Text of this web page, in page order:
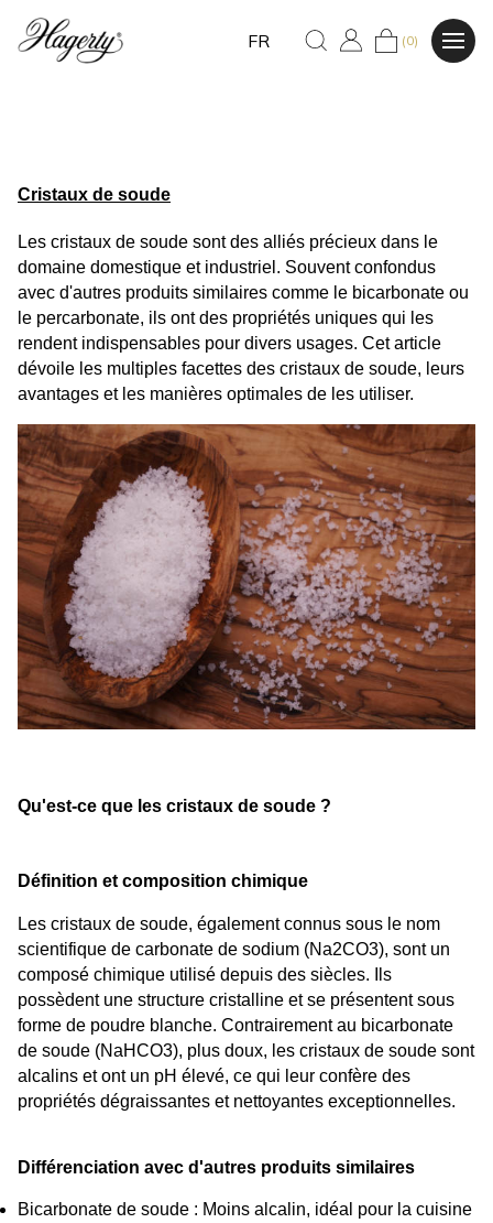
FR (0)
Cristaux de soude
Les cristaux de soude sont des alliés précieux dans le
domaine domestique et industriel. Souvent confondus
avec d'autres produits similaires comme le bicarbonate ou
le percarbonate, ils ont des propriétés uniques qui les
rendent indispensables pour divers usages. Cet article
dévoile les multiples facettes des cristaux de soude, leurs
avantages et les manières optimales de les utiliser.
Qu'est-ce que les cristaux de soude ?
Définition et composition chimique
Les cristaux de soude, également connus sous le nom
scientifique de carbonate de sodium (Na2CO3), sont un
composé chimique utilisé depuis des siècles. Ils
possèdent une structure cristalline et se présentent sous
forme de poudre blanche. Contrairement au bicarbonate
de soude (NaHCO3), plus doux, les cristaux de soude sont
alcalins et ont un pH élevé, ce qui leur confère des
propriétés dégraissantes et nettoyantes exceptionnelles.
Différenciation avec d'autres produits similaires
Bicarbonate de soude : Moins alcalin, idéal pour la cuisine